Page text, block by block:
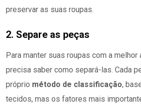
preservar as suas roupas.
2. Separe as peças
Para manter suas roupas com a melhor
precisa saber como separá-las. Cada
próprio método de classificação,
tecidos, mas os fatores mais